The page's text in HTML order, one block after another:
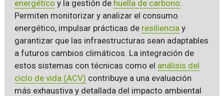
energético y la gestión de huella de carbono.
Permiten monitorizar y analizar el consumo
energético, impulsar prácticas de resiliencia y
garantizar que las infraestructuras sean adaptables
a futuros cambios climáticos. La integración de
estos sistemas con técnicas como el análisis del
ciclo de vida (ACV) contribuye a una evaluación
más exhaustiva y detallada del impacto ambiental